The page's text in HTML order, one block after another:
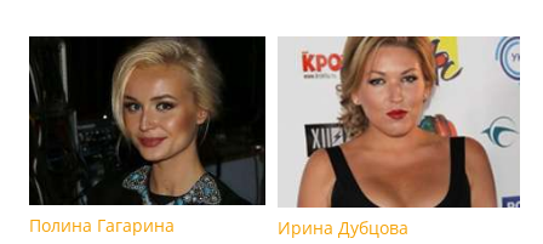
Полина Гагарина Ирина Дубцова